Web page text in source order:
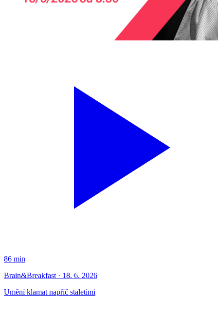
86 min
Brain&Breakfast · 18. 6. 2026
Umění klamat napříč staletími